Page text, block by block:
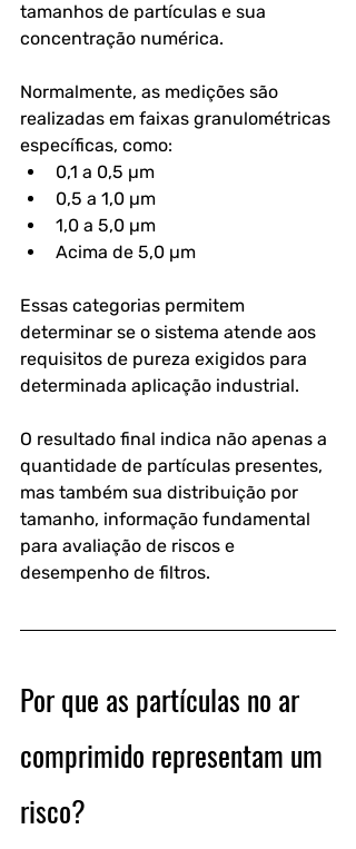
tamanhos de partículas e sua
concentração numérica.
Normalmente, as medições são
realizadas em faixas granulométricas
específicas, como:
0,1 a 0,5 µm
0,5 a 1,0 µm
1,0 a 5,0 µm
Acima de 5,0 µm
Essas categorias permitem
determinar se o sistema atende aos
requisitos de pureza exigidos para
determinada aplicação industrial.
O resultado final indica não apenas a
quantidade de partículas presentes,
mas também sua distribuição por
tamanho, informação fundamental
para avaliação de riscos e
desempenho de filtros.
Por que as partículas no ar
comprimido representam um
risco?